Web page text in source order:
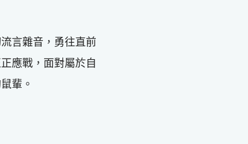
言雜音，勇往直前
應戰，面對屬於自
輩。